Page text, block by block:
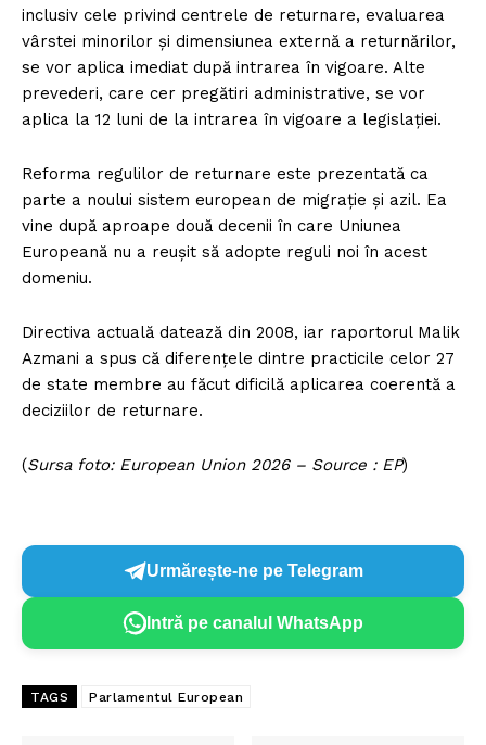
inclusiv cele privind centrele de returnare, evaluarea
vârstei minorilor și dimensiunea externă a returnărilor,
se vor aplica imediat după intrarea în vigoare. Alte
prevederi, care cer pregătiri administrative, se vor
aplica la 12 luni de la intrarea în vigoare a legislației.
Reforma regulilor de returnare este prezentată ca
parte a noului sistem european de migrație și azil. Ea
vine după aproape două decenii în care Uniunea
Europeană nu a reușit să adopte reguli noi în acest
domeniu.
Directiva actuală datează din 2008, iar raportorul Malik
Azmani a spus că diferențele dintre practicile celor 27
de state membre au făcut dificilă aplicarea coerentă a
deciziilor de returnare.
(Sursa foto: European Union 2026 – Source : EP)
Urmărește-ne pe Telegram
Intră pe canalul WhatsApp
TAGS Parlamentul European